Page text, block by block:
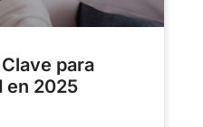
para
en 2025